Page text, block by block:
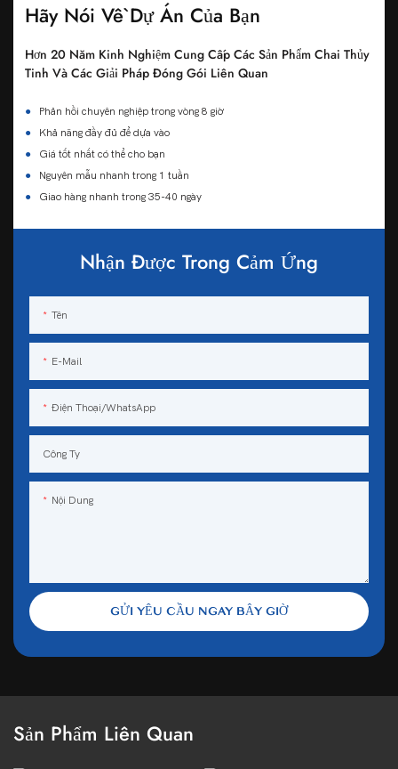
Hãy Nói Về Dự Án Của Bạn
Hơn 20 Năm Kinh Nghiệm Cung Cấp Các Sản Phẩm Chai Thủy
Tinh Và Các Giải Pháp Đóng Gói Liên Quan
●
Phản hồi chuyên nghiệp trong vòng 8 giờ
●
Khả năng đầy đủ để dựa vào
●
Giá tốt nhất có thể cho bạn
●
Nguyên mẫu nhanh trong 1 tuần
●
Giao hàng nhanh trong 35-40 ngày
Nhận Được Trong Cảm Ứng
Tên
E-Mail
Điện Thoại/WhatsApp
Công Ty
Nội Dung
GỬI YÊU CẦU NGAY BÂY GIỜ
Sản Phẩm Liên Quan